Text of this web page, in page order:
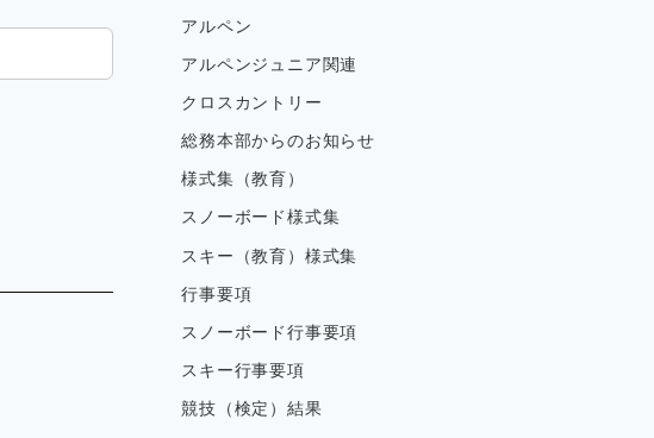
アルペン
アルペンジュニア関連
クロスカントリー
総務本部からのお知らせ
様式集（教育）
スノーボード様式集
スキー（教育）様式集
行事要項
スノーボード行事要項
スキー行事要項
競技（検定）結果